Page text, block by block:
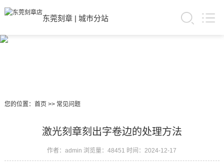
东莞刻章| 城市分站
您的位置： 首页 >> 常见问题
激光刻章刻出字卷边的处理方法
作者：admin 浏览量：48451 时间：2024-12-17